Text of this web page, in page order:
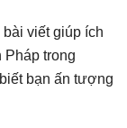
viết giúp ích
trong
bạn ấn tượng